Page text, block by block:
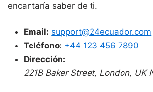
encantaría saber de ti.
Email: support@24ecuador.com
Teléfono: +44 123 456 7890
Dirección:
221B Baker Street, London, UK